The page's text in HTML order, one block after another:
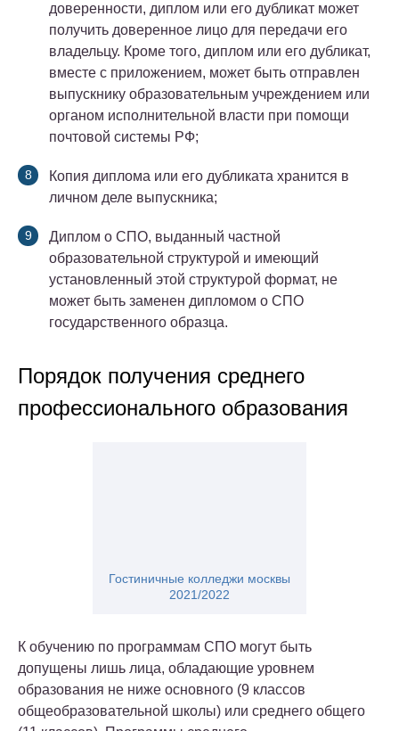
доверенности, диплом или его дубликат может
получить доверенное лицо для передачи его
владельцу. Кроме того, диплом или его дубликат,
вместе с приложением, может быть отправлен
выпускнику образовательным учреждением или
органом исполнительной власти при помощи
почтовой системы РФ;
Копия диплома или его дубликата хранится в
личном деле выпускника;
Диплом о СПО, выданный частной
образовательной структурой и имеющий
установленный этой структурой формат, не
может быть заменен дипломом о СПО
государственного образца.
Порядок получения среднего
профессионального образования
Гостиничные колледжи москвы
2021/2022
К обучению по программам СПО могут быть
допущены лишь лица, обладающие уровнем
образования не ниже основного (9 классов
общеобразовательной школы) или среднего общего